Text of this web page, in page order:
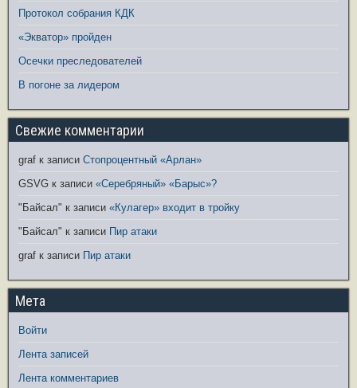
Протокол собрания КДК
«Экватор» пройден
Осечки преследователей
В погоне за лидером
Свежие комментарии
graf к записи Стопроцентный «Арлан»
GSVG к записи «Серебряный» «Барыс»?
"Байсал" к записи «Кулагер» входит в тройку
"Байсал" к записи Пир атаки
graf к записи Пир атаки
Мета
Войти
Лента записей
Лента комментариев